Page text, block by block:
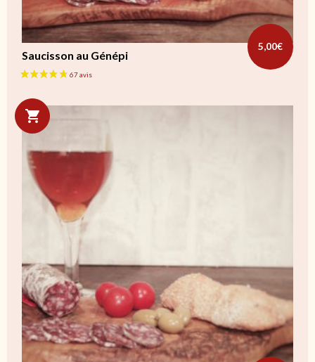
Saucisson au Génépi
5,00€